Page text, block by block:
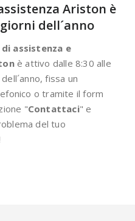
Ariston è
dell´anno
assistenza e
è attivo dalle 8:30 alle
fissa un
o tramite il form
"Contattaci" e
del tuo